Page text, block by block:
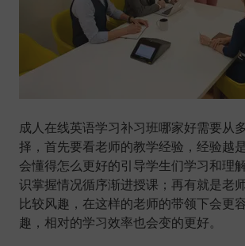
成人在线英语学习补习班哪家好需要从
择，首先要看老师的教学经验，经验越
会懂得怎么更好的引导学生们学习和理
识掌握情况循序渐进授课；再有就是老
比较风趣，在这样的老师的带领下会更
趣，相对的学习效率也会变的更好。